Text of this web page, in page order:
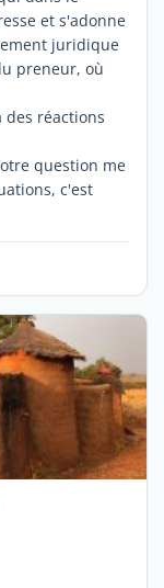
et s'adonne
juridique
preneur, où
des réactions
question me
c'est